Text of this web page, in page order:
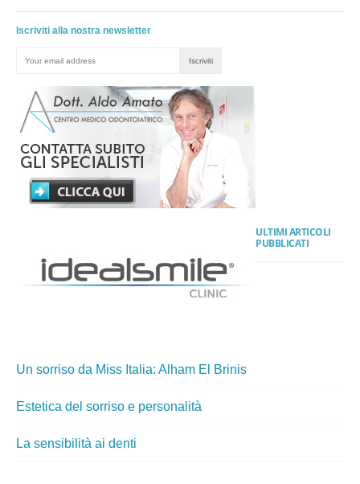
Iscriviti alla nostra newsletter
ULTIMI ARTICOLI
PUBBLICATI
Un sorriso da Miss Italia: Alham El Brinis
Estetica del sorriso e personalità
La sensibilità ai denti